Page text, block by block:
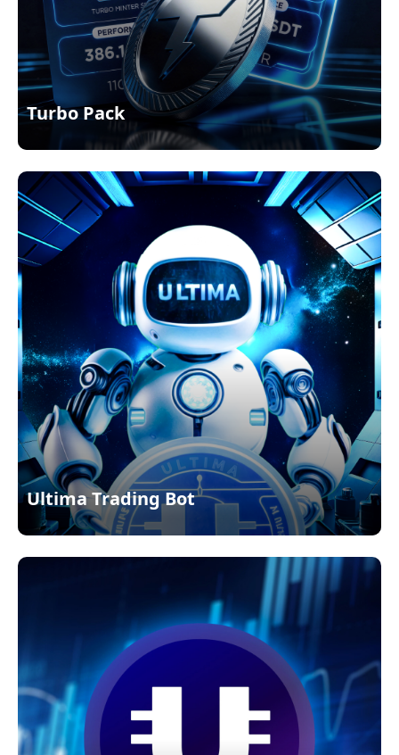
Turbo Pack
Ultima Trading Bot